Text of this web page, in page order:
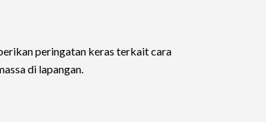
peringatan keras terkait cara
di lapangan.